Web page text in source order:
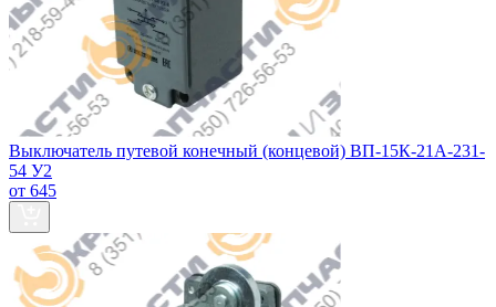
Выключатель путевой конечный (концевой) ВП-15К-21А-231-
54 У2
от 645